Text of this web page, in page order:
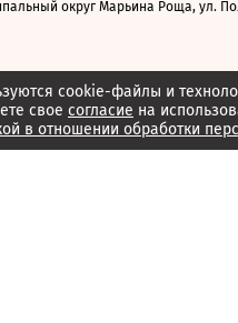
cookie-файлы и
свое согласие на
в отношении обработки
округ Марьина Роща, ул.